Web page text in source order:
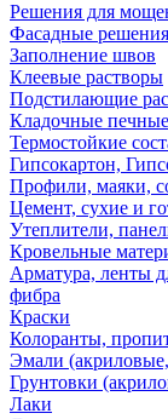
Решения для
Фасадные решения
Заполнение швов
Клеевые растворы
Подстилающие
Кладочные
Термостойкие
Гипсокартон,
Профили, маяки,
Цемент, сухие и
Утеплители,
Кровельные
Арматура, ленты
фибра
Краски
Колоранты,
Эмали
Грунтовки
Лаки